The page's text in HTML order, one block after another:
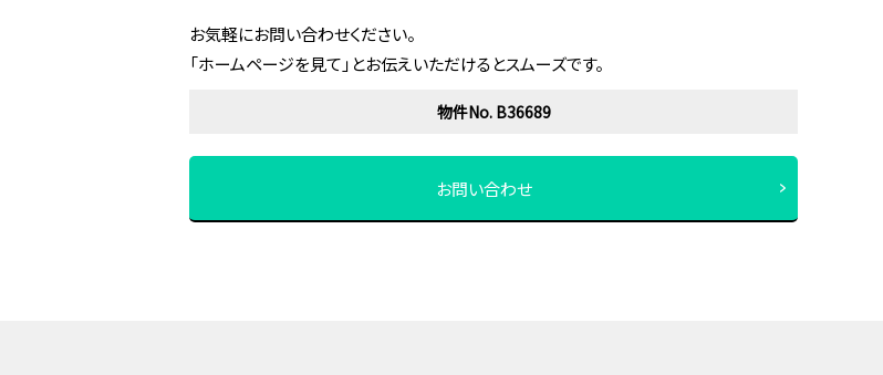
お気軽にお問い合わせください。
「ホームページを見て」とお伝えいただけるとスムーズです。
物件No. B36689
お問い合わせ